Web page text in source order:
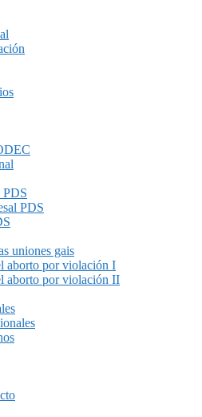
PDS
PDS
uniones gais
aborto por violación I
aborto por violación II